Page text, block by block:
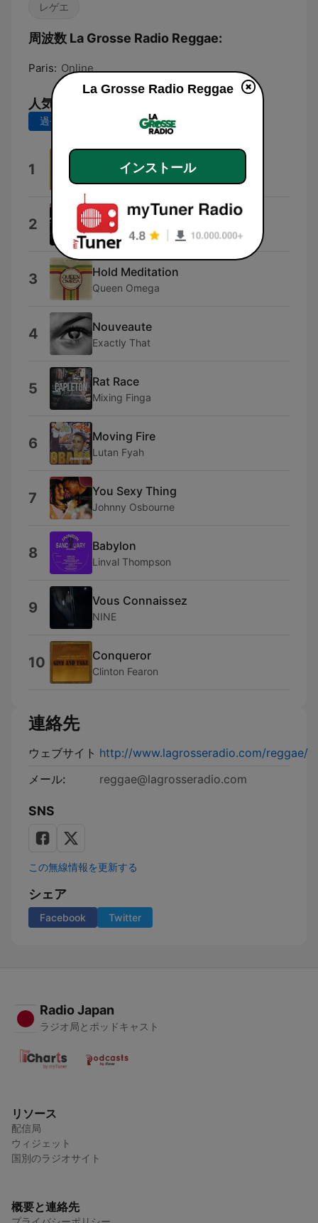
レゲエ
周波数 La Grosse Radio Reggae:
Paris: Online
人気の曲
過去7日間 過去30日間
1 Sheikh Sai Productions
2 Freedom
Aza Lineage
3 Hold Meditation
Queen Omega
4 Nouveaute
Exactly That
5 Rat Race
Mixing Finga
6 Moving Fire
Lutan Fyah
7 You Sexy Thing
Johnny Osbourne
8 Babylon
Linval Thompson
9 Vous Connaissez
NINE
10 Conqueror
Clinton Fearon
連絡先
ウェブサイト http://www.lagrosseradio.com/reggae/
メール:
reggae@lagrosseradio.com
SNS
この無線情報を更新する
シェア
Facebook Twitter
Radio Japan
ラジオ局とポッドキャスト
リソース
配信局
ウィジェット
国別のラジオサイト
概要と連絡先
La Grosse Radio Reggae
インストール